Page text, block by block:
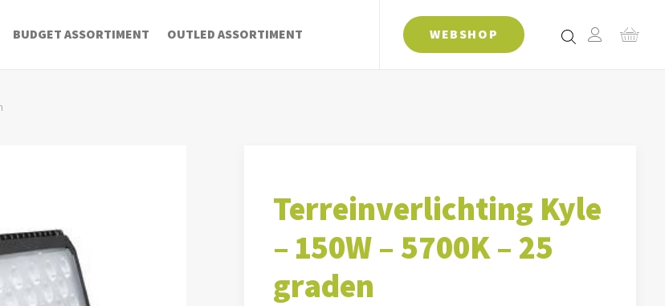
BUDGET ASSORTIMENT OUTLED ASSORTIMENT WEBSHOP
Terreinverlichting Kyle
– 150W – 5700K – 25
graden